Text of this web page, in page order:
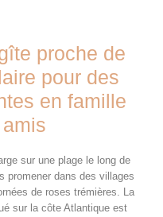
proche de
pour des
en famille
sur une plage le long de
promener dans des villages
de roses trémières. La
sur la côte Atlantique est